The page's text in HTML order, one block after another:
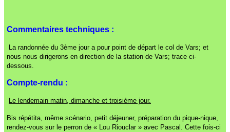
Commentaires techniques :
La randonnée du 3ème jour a pour point de départ le col de Vars; et
nous nous dirigerons en direction de la station de Vars; trace ci-
dessous.
Compte-rendu :
Le lendemain matin, dimanche et troisième jour.
Bis répétita, même scénario, petit déjeuner, préparation du pique-nique,
rendez-vous sur le perron de « Lou Riouclar » avec Pascal. Cette fois-ci